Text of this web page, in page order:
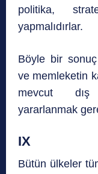
politika,
yapmalıdırlar.
Böyle bir
ve memleketin
mevcut dış
yararlanmak
IX
Bütün ülkeler